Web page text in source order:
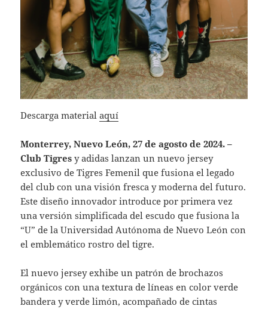
Descarga materialaquí
Monterrey, Nuevo León, 27 de agosto de 2024. –
Club Tigresy adidas lanzan un nuevo jersey
exclusivo de Tigres Femenil que fusiona el legado
del club con una visión fresca y moderna del futuro.
Este diseño innovador introduce por primera vez
una versión simplificada del escudo que fusiona la
“U” de la Universidad Autónoma de Nuevo León con
el emblemático rostro del tigre.
El nuevo jersey exhibe un patrón de brochazos
orgánicos con una textura de líneas en color verde
bandera y verde limón, acompañado de cintas